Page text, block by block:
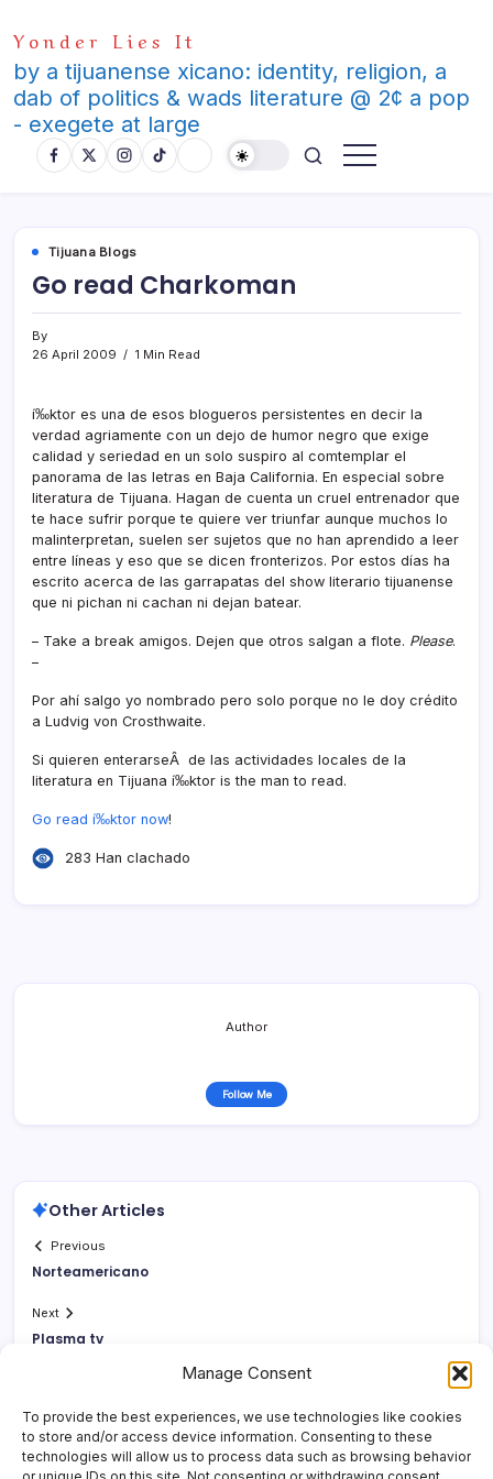
Manage Consent
To provide the best experiences, we use technologies like cookies
to store and/or access device information. Consenting to these
technologies will allow us to process data such as browsing behavior
to
content
Yonder Lies It
by a tijuanense xicano: identity, religion, a
dab of politics & wads literature @ 2¢ a pop
- exegete at large
Tijuana Blogs
Go read Charkoman
By
26 April 2009
1 Min Read
í‰ktor es una de esos blogueros persistentes en decir la
verdad agriamente con un dejo de humor negro que exige
calidad y seriedad en un solo suspiro al comtemplar el
panorama de las letras en Baja California. En especial sobre
literatura de Tijuana. Hagan de cuenta un cruel entrenador que
te hace sufrir porque te quiere ver triunfar aunque muchos lo
malinterpretan, suelen ser sujetos que no han aprendido a leer
entre lí­neas y eso que se dicen fronterizos. Por estos dí­as ha
escrito acerca de las garrapatas del show literario tijuanense
que ni pichan ni cachan ni dejan batear.
– Take a break amigos. Dejen que otros salgan a flote. Please.
–
Por ahí­ salgo yo nombrado pero solo porque no le doy crédito
a Ludvig von Crosthwaite.
Si quieren enterarseÂ de las actividades locales de la
literatura en Tijuana í‰ktor is the man to read.
Go read í‰ktor now!
283 Han clachado
Author
Follow Me
Other Articles
Previous
Norteamericano
Next
Plasma tv